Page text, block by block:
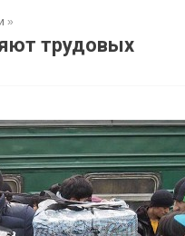
»
трудовых